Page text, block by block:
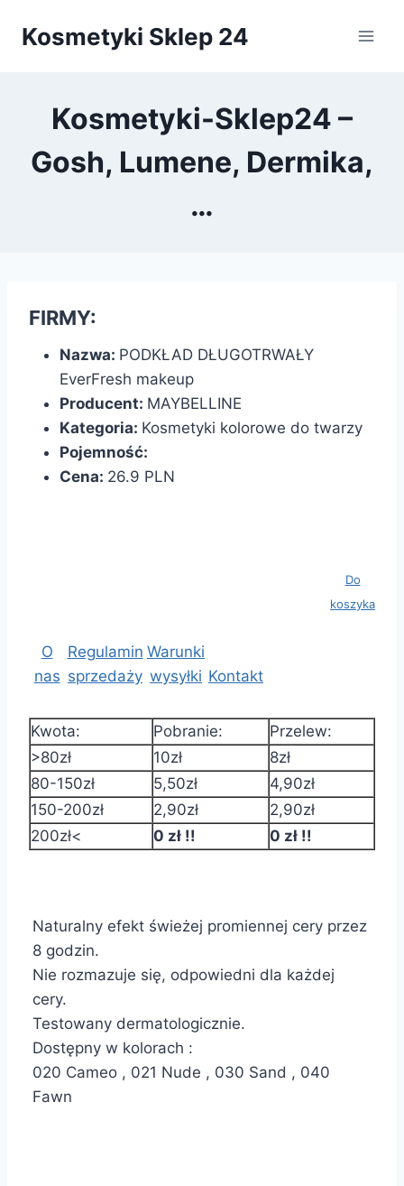
Kosmetyki Sklep 24
Kosmetyki-Sklep24 –
Gosh, Lumene, Dermika,
…
FIRMY:
Nazwa: PODKŁAD DŁUGOTRWAŁY
EverFresh makeup
Producent: MAYBELLINE
Kategoria: Kosmetyki kolorowe do twarzy
Pojemność:
Cena: 26.9 PLN
Do
koszyka
O
nas
Regulamin
sprzedaży
Warunki
wysyłki Kontakt
Kwota: Pobranie:
Przelew:
>80zł
10zł
8zł
80-150zł
5,50zł
4,90zł
150-200zł
2,90zł
2,90zł
200zł<
0 zł !! 0 zł !!
Naturalny efekt świeżej promiennej cery przez
8 godzin.
Nie rozmazuje się, odpowiedni dla każdej
cery.
Testowany dermatologicznie.
Dostępny w kolorach :
020 Cameo , 021 Nude , 030 Sand , 040
Fawn